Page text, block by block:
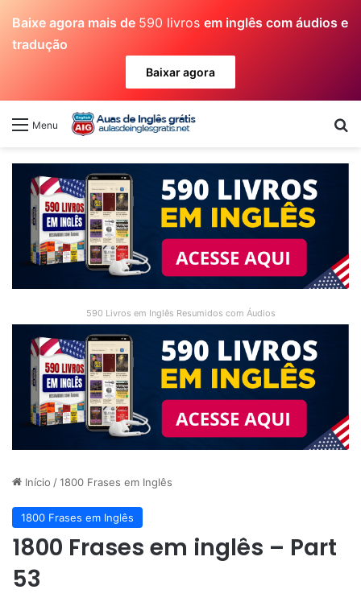
Baixe agora mais de 590 livros em inglês com áudios e
tradução
Baixar agora
Menu
590 Livros em Inglês Resumidos com Áudios
Início /1800 Frases em Inglês
1800 Frases em Inglês
1800 Frases em inglês – Part
53